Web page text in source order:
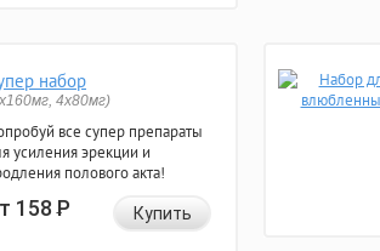
набор
4х80мг)
все супер препараты
усиления эрекции и
полового акта!
158Р Купить